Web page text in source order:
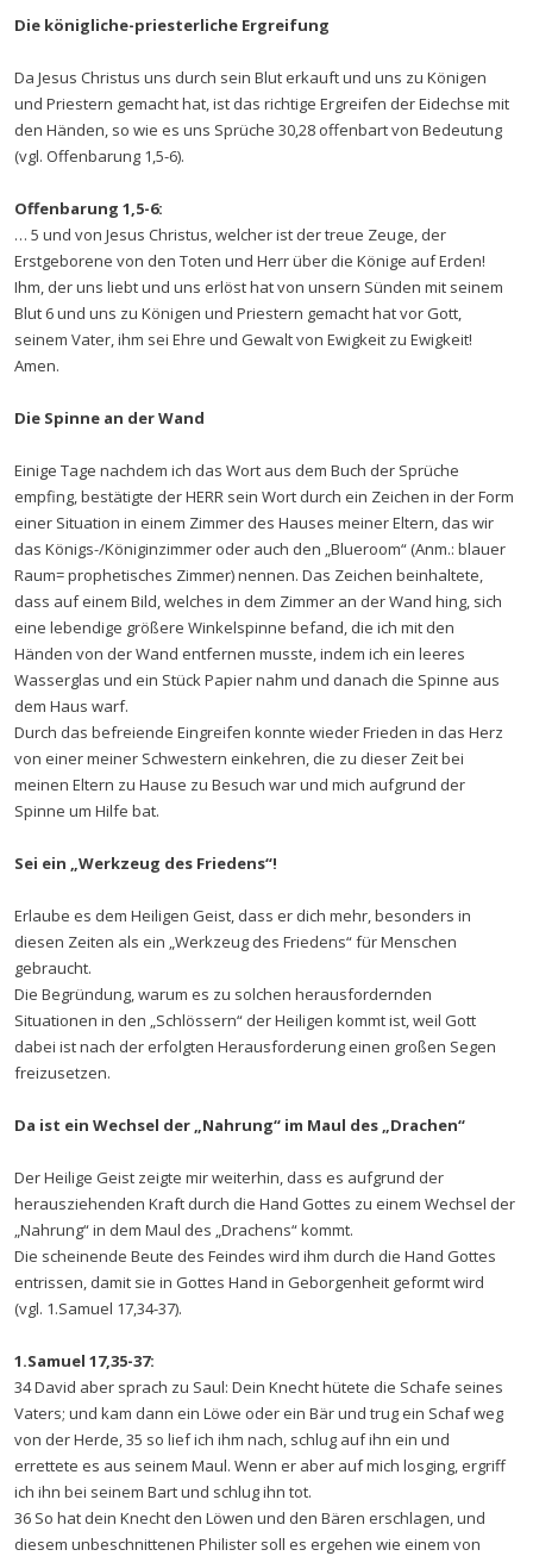
Die königliche-priesterliche Ergreifung
Da Jesus Christus uns durch sein Blut erkauft und uns zu Königen
und Priestern gemacht hat, ist das richtige Ergreifen der Eidechse mit
den Händen, so wie es uns Sprüche 30,28 offenbart von Bedeutung
(vgl. Offenbarung 1,5-6).
Offenbarung 1,5-6:
… 5 und von Jesus Christus, welcher ist der treue Zeuge, der
Erstgeborene von den Toten und Herr über die Könige auf Erden!
Ihm, der uns liebt und uns erlöst hat von unsern Sünden mit seinem
Blut 6 und uns zu Königen und Priestern gemacht hat vor Gott,
seinem Vater, ihm sei Ehre und Gewalt von Ewigkeit zu Ewigkeit!
Amen.
Die Spinne an der Wand
Einige Tage nachdem ich das Wort aus dem Buch der Sprüche
empfing, bestätigte der HERR sein Wort durch ein Zeichen in der Form
einer Situation in einem Zimmer des Hauses meiner Eltern, das wir
das Königs-/Königinzimmer oder auch den „Blueroom“ (Anm.: blauer
Raum= prophetisches Zimmer) nennen. Das Zeichen beinhaltete,
dass auf einem Bild, welches in dem Zimmer an der Wand hing, sich
eine lebendige größere Winkelspinne befand, die ich mit den
Händen von der Wand entfernen musste, indem ich ein leeres
Wasserglas und ein Stück Papier nahm und danach die Spinne aus
dem Haus warf.
Durch das befreiende Eingreifen konnte wieder Frieden in das Herz
von einer meiner Schwestern einkehren, die zu dieser Zeit bei
meinen Eltern zu Hause zu Besuch war und mich aufgrund der
Spinne um Hilfe bat.
Sei ein „Werkzeug des Friedens“!
Erlaube es dem Heiligen Geist, dass er dich mehr, besonders in
diesen Zeiten als ein „Werkzeug des Friedens“ für Menschen
gebraucht.
Die Begründung, warum es zu solchen herausfordernden
Situationen in den „Schlössern“ der Heiligen kommt ist, weil Gott
dabei ist nach der erfolgten Herausforderung einen großen Segen
freizusetzen.
Da ist ein Wechsel der „Nahrung“ im Maul des „Drachen“
Der Heilige Geist zeigte mir weiterhin, dass es aufgrund der
herausziehenden Kraft durch die Hand Gottes zu einem Wechsel der
„Nahrung“ in dem Maul des „Drachens“ kommt.
Die scheinende Beute des Feindes wird ihm durch die Hand Gottes
entrissen, damit sie in Gottes Hand in Geborgenheit geformt wird
(vgl. 1.Samuel 17,34-37).
1.Samuel 17,35-37:
34 David aber sprach zu Saul: Dein Knecht hütete die Schafe seines
Vaters; und kam dann ein Löwe oder ein Bär und trug ein Schaf weg
von der Herde, 35 so lief ich ihm nach, schlug auf ihn ein und
errettete es aus seinem Maul. Wenn er aber auf mich losging, ergriff
ich ihn bei seinem Bart und schlug ihn tot.
36 So hat dein Knecht den Löwen und den Bären erschlagen, und
diesem unbeschnittenen Philister soll es ergehen wie einem von